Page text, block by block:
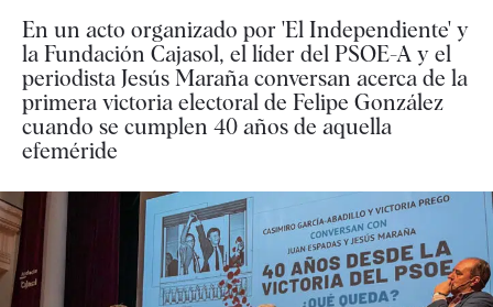
En un acto organizado por 'El Independiente' y
la Fundación Cajasol, el líder del PSOE-A y el
periodista Jesús Maraña conversan acerca de la
primera victoria electoral de Felipe González
cuando se cumplen 40 años de aquella
efeméride